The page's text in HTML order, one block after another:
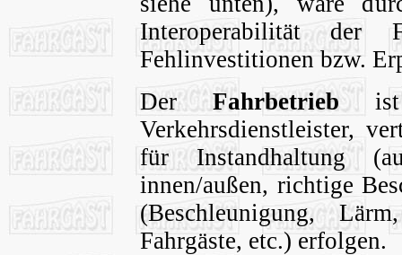
Interoperabilität der
Fehlinvestitionen bzw.
Der Fahrbetrieb ist
Verkehrsdienstleister,
für Instandhaltung
innen/außen, richtige
(Beschleunigung,
Fahrgäste, etc.) erfolgen.